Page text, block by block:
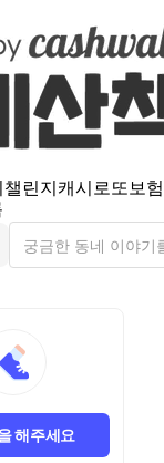
린지캐시로또보험
해주세요